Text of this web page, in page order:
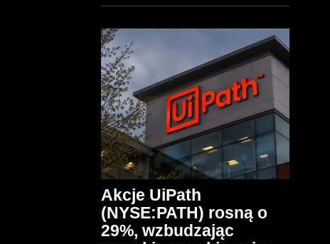
Akcje UiPath
(NYSE:PATH) rosną o
29%, wzbudzając